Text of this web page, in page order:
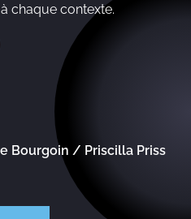
chaque contexte.
Bourgoin / Priscilla Priss